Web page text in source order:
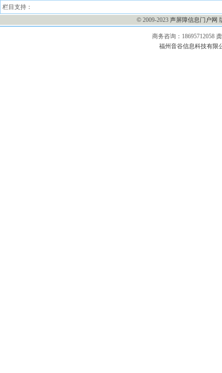
栏目支持：
© 2009-2023 声屏障信息门户网
商务咨询：18695712058
福州音谷信息科技有限